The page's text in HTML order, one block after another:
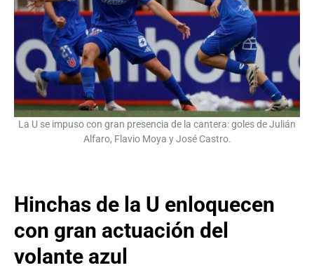
La U se impuso con gran presencia de la cantera: goles de Julián
Alfaro, Flavio Moya y José Castro.
Hinchas de la U enloquecen
con gran actuación del
volante azul